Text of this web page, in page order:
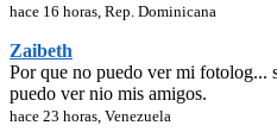
hace 16 horas, Rep. Dominicana
Zaibeth
Por que no puedo ver mi fotolog...
puedo ver nio mis amigos.
hace 23 horas, Venezuela